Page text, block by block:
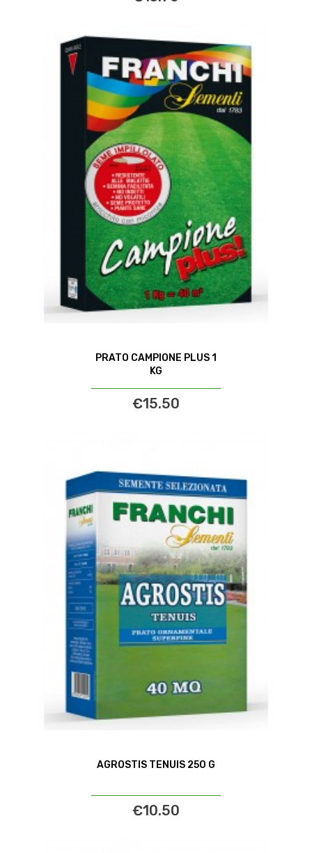
PRATO CAMPIONE PLUS 1
KG
€15.50
AGROSTIS TENUIS 250 G
€10.50